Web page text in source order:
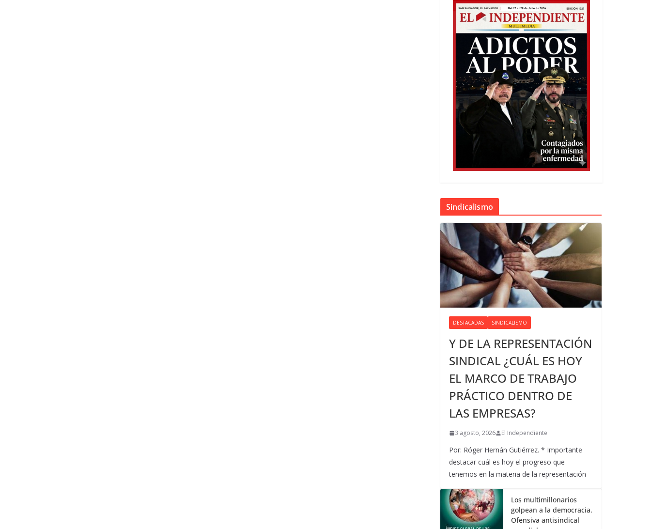
Sindicalismo
DESTACADAS SINDICALISMO
Y DE LA REPRESENTACIÓN
SINDICAL ¿CUÁL ES HOY
EL MARCO DE TRABAJO
PRÁCTICO DENTRO DE
LAS EMPRESAS?
3 agosto, 2026 El Independiente
Por: Róger Hernán Gutiérrez. * Importante
destacar cuál es hoy el progreso que
tenemos en la materia de la representación
Los multimillonarios
golpean a la democracia.
Ofensiva antisindical